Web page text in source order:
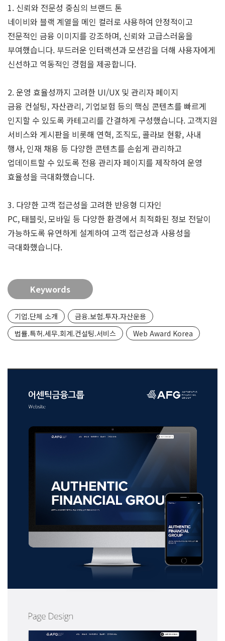
1. 신뢰와 전문성 중심의 브랜드 톤
네이비와 블랙 계열을 메인 컬러로 사용하여 안정적이고
전문적인 금융 이미지를 강조하며, 신뢰와 고급스러움을
부여했습니다. 부드러운 인터랙션과 모션감을 더해 사용자에게
신선하고 역동적인 경험을 제공합니다.
2. 운영 효율성까지 고려한 UI/UX 및 관리자 페이지
금융 컨설팅, 자산관리, 기업보험 등의 핵심 콘텐츠를 빠르게
인지할 수 있도록 카테고리를 간결하게 구성했습니다. 고객지원
서비스와 게시판을 비롯해 연혁, 조직도, 콜라보 현황, 사내
행사, 인재 채용 등 다양한 콘텐츠를 손쉽게 관리하고
업데이트할 수 있도록 전용 관리자 페이지를 제작하여 운영
효율성을 극대화했습니다.
3. 다양한 고객 접근성을 고려한 반응형 디자인
PC, 태블릿, 모바일 등 다양한 환경에서 최적화된 정보 전달이
가능하도록 유연하게 설계하여 고객 접근성과 사용성을
극대화했습니다.
Keywords
기업.단체 소개
금융.보험.투자.자산운용
법률.특허.세무.회계.컨설팅.서비스
Web Award Korea